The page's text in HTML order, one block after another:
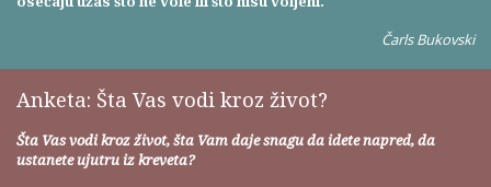
Čarls Bukovski
Anketa: Šta Vas vodi kroz život?
Šta Vas vodi kroz život, šta Vam daje snagu da idete napred, da
ustanete ujutru iz kreveta?